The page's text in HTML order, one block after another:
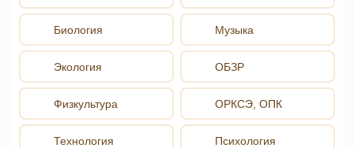
Биология
Экология
Музыка
ОБЗР
Физкультура
Технология
ОРКСЭ, ОПК
Психология